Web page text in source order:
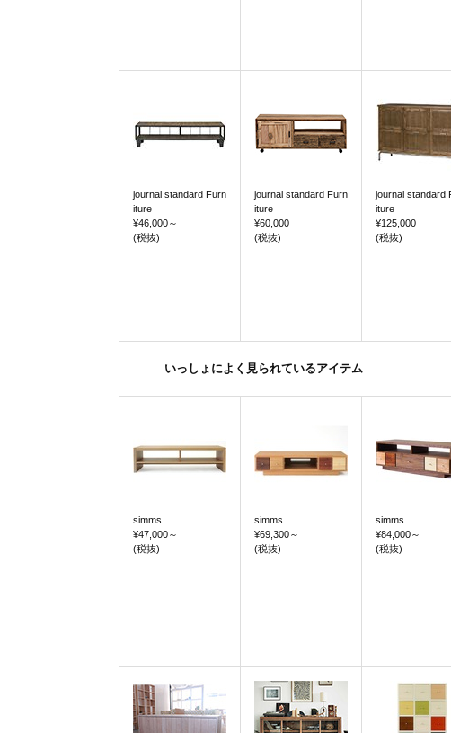
journal standard Furn
iture
¥46,000～
(税抜)
journal standard Furn
iture
¥60,000
(税抜)
journal standard
iture
¥125,000
(税抜)
いっしょによく見られているアイテム
simms
¥47,000～
(税抜)
simms
¥69,300～
(税抜)
simms
¥84,000～
(税抜)